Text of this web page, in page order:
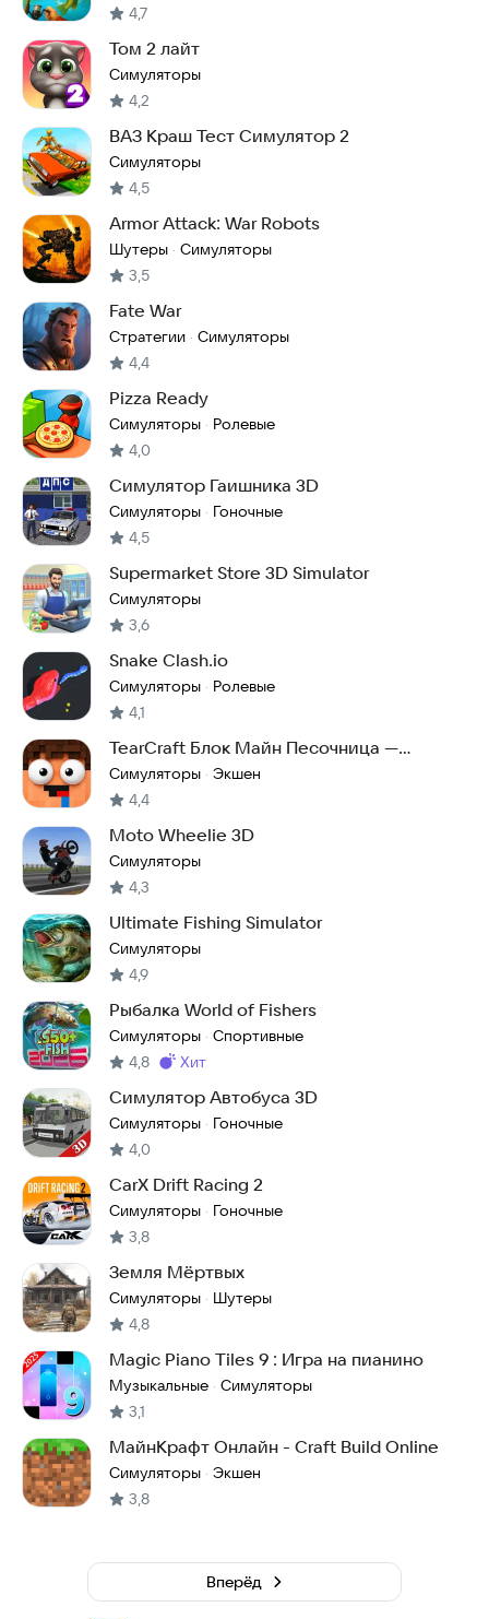
4,7
Том 2 лайт
Симуляторы
4,2
ВАЗ Краш Тест Симулятор 2
Симуляторы
4,5
Armor Attack: War Robots
Шутеры · Симуляторы
3,5
Fate War
Стратегии · Симуляторы
4,4
Pizza Ready
Симуляторы · Ролевые
4,0
Симулятор Гаишника 3D
Симуляторы · Гоночные
4,5
Supermarket Store 3D Simulator
Симуляторы
3,6
Snake Clash.io
Симуляторы · Ролевые
4,1
TearCraft Блок Майн Песочница —
Разрушение и Крафт
Симуляторы · Экшен
4,4
Moto Wheelie 3D
Симуляторы
4,3
Ultimate Fishing Simulator
Симуляторы
4,9
Рыбалка World of Fishers
Симуляторы · Спортивные
4,8 Метка
хит
Симулятор Автобуса 3D
Симуляторы · Гоночные
4,0
CarX Drift Racing 2
Симуляторы · Гоночные
3,8
Земля Мёртвых
Симуляторы · Шутеры
4,8
Magic Piano Tiles 9 : Игра на пианино
Музыкальные · Симуляторы
3,1
МайнКрафт Онлайн - Craft Build Online
Симуляторы · Экшен
3,8
Вперёд